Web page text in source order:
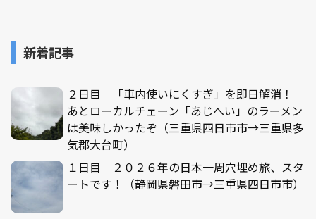
新着記事
２日目 「車内使いにくすぎ」を即日解消！
あとローカルチェーン「あじへい」のラーメン
は美味しかったぞ（三重県四日市市→三重県多
気郡大台町）
１日目 ２０２６年の日本一周穴埋め旅、スタ
ートです！（静岡県磐田市→三重県四日市市）